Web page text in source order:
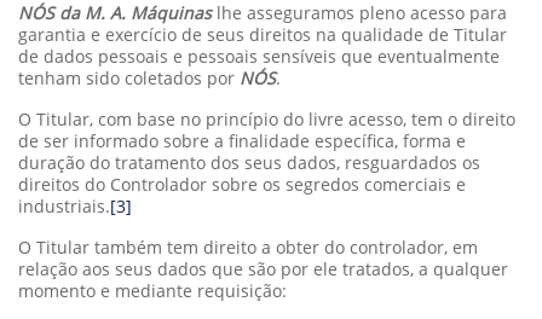
NÓS da M. A. Máquinas lhe asseguramos pleno acesso para
garantia e exercício de seus direitos na qualidade de Titular
de dados pessoais e pessoais sensíveis que eventualmente
tenham sido coletados por NÓS.
O Titular, com base no princípio do livre acesso, tem o direito
de ser informado sobre a finalidade específica, forma e
duração do tratamento dos seus dados, resguardados os
direitos do Controlador sobre os segredos comerciais e
industriais.[3]
O Titular também tem direito a obter do controlador, em
relação aos seus dados que são por ele tratados, a qualquer
momento e mediante requisição: